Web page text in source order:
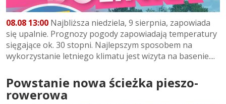
08.08 13:00 Najbliższa niedziela, 9 sierpnia, zapowiada
się upalnie. Prognozy pogody zapowiadają temperatury
sięgające ok. 30 stopni. Najlepszym sposobem na
wykorzystanie letniego klimatu jest wizyta na basenie....
Powstanie nowa ścieżka pieszo-
rowerowa